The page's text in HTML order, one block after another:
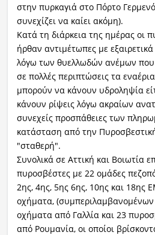
στην πυρκαγιά στο Πόρτο
συνεχίζει να καίει ακόμη).
Κατά τη διάρκεια της ημέρας οι
ήρθαν αντιμέτωπες με
λόγω των θυελλωδών ανέμων
σε πολλές περιπτώσεις τα
μπορούν να κάνουν υδροληψία
κάνουν ρίψεις λόγω ακραίων
συνεχείς προσπάθειες των
κατάσταση από την
"σταθερή".
Συνολικά σε Αττική και Βοιωτία
πυροσβέστες με 22 ομάδες
2ης, 4ης, 5ης 6ης, 10ης και 18ης
οχήματα,
οχήματα από Γαλλία και 23
από Ρουμανία, οι οποίοι